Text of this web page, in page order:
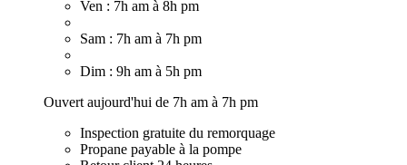
Ven : 7h am à 8h pm
Sam : 7h am à 7h pm
Dim : 9h am à 5h pm
Ouvert aujourd'hui de 7h am à 7h pm
Inspection gratuite du remorquage
Propane payable à la pompe